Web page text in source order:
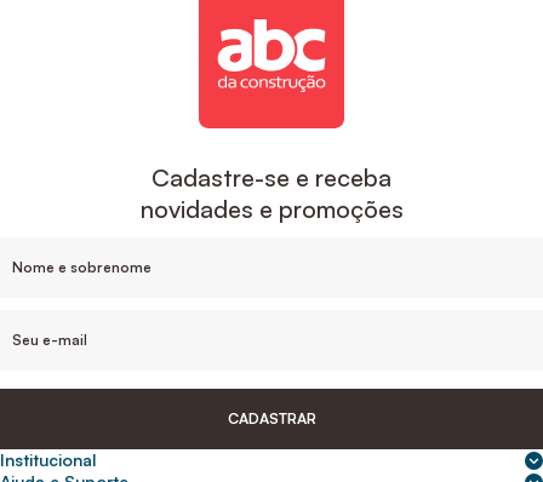
Cadastre-se e receba
novidades e promoções
CADASTRAR
Institucional